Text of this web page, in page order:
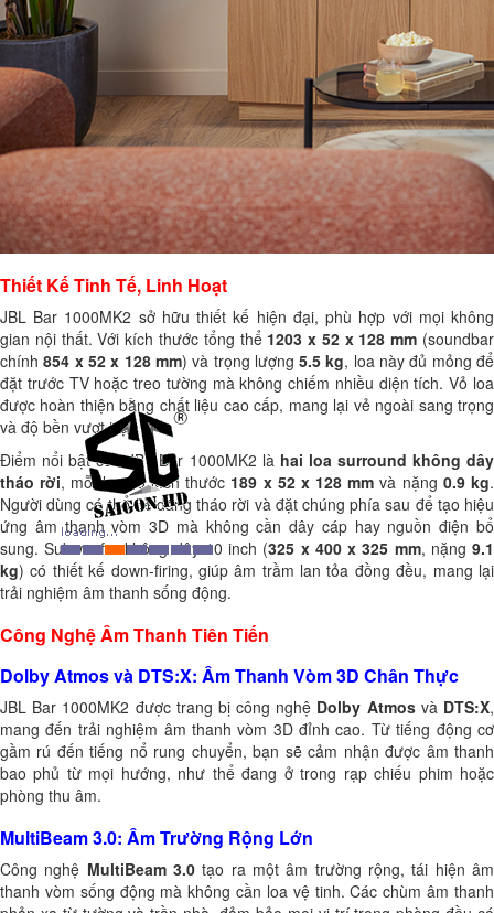
Thiết Kế Tinh Tế, Linh Hoạt
JBL Bar 1000MK2 sở hữu thiết kế hiện đại, phù hợp với mọi không
gian nội thất. Với kích thước tổng thể 1203 x 52 x 128 mm (soundbar
chính854 x 52 x 128 mm) và trọng lượng5.5 kg, loa này đủ mỏng để
đặt trước TV hoặc treo tường mà không chiếm nhiều diện tích. Vỏ loa
được hoàn thiện bằng chất liệu cao cấp, mang lại vẻ ngoài sang trọng
và độ bền vượt trội.
Điểm nổi bật của JBL Bar 1000MK2 là hai loa surround không dây
tháo rời, mỗi loa có kích thước 189 x 52 x 128 mm và nặng 0.9 kg.
Người dùng có thể dễ dàng tháo rời và đặt chúng phía sau để tạo hiệu
ứng âm thanh vòm 3D mà không cần dây cáp hay nguồn điện bổ
sung. Subwoofer không dây 10 inch (325 x 400 x 325 mm, nặng9.1
kg) có thiết kế down-firing, giúp âm trầm lan tỏa đồng đều, mang lại
trải nghiệm âm thanh sống động.
Công Nghệ Âm Thanh Tiên Tiến
Dolby Atmos và DTS:X: Âm Thanh Vòm 3D Chân Thực
JBL Bar 1000MK2 được trang bị công nghệ Dolby Atmosvà DTS:X,
mang đến trải nghiệm âm thanh vòm 3D đỉnh cao. Từ tiếng động cơ
gầm rú đến tiếng nổ rung chuyển, bạn sẽ cảm nhận được âm thanh
bao phủ từ mọi hướng, như thể đang ở trong rạp chiếu phim hoặc
phòng thu âm.
MultiBeam 3.0: Âm Trường Rộng Lớn
Công nghệ MultiBeam 3.0 tạo ra một âm trường rộng, tái hiện âm
thanh vòm sống động mà không cần loa vệ tinh. Các chùm âm thanh